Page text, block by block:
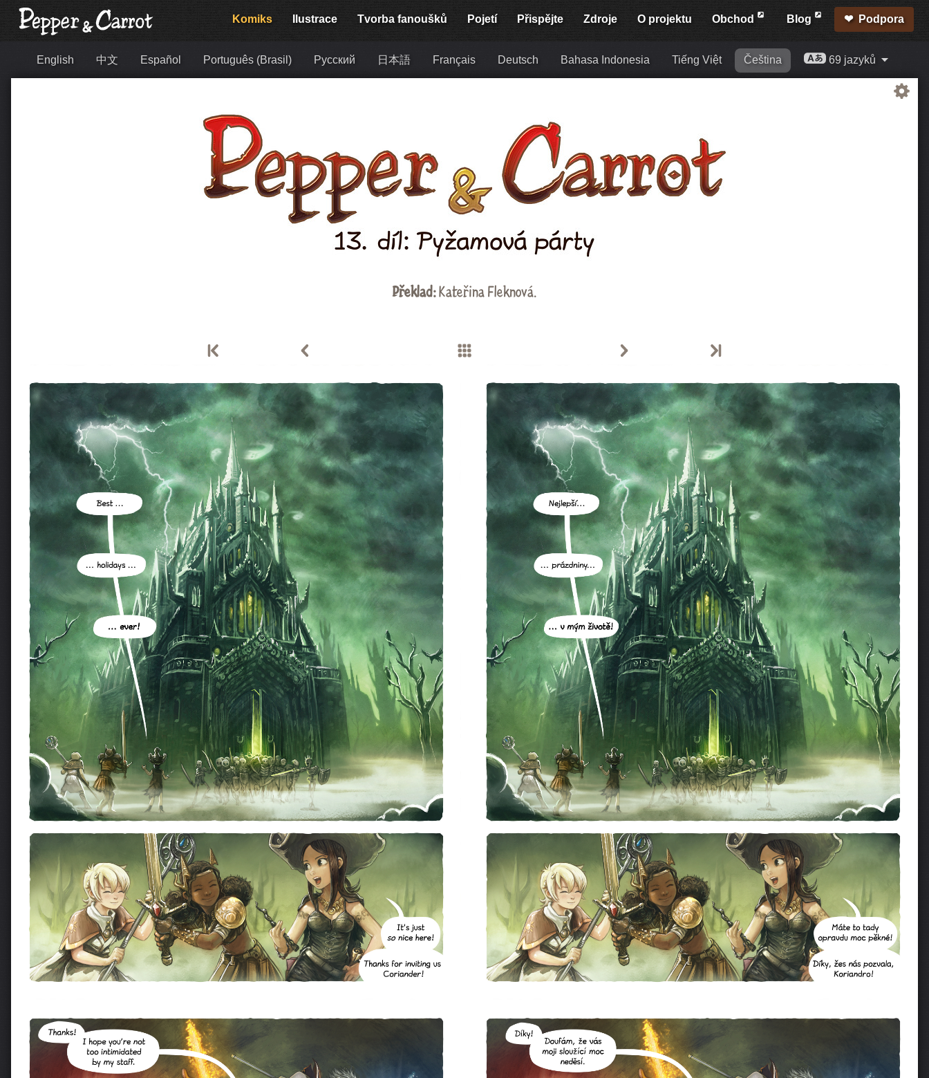
Komiks Ilustrace Tvorba fanoušků Pojetí Přispějte Zdroje O projektu Obchod Blog Podpora
English 中文 Español Português (Brasil) Русский 日本語 Français Deutsch Bahasa Indonesia Tiếng Việt Čeština 69 jazyků
Překlad:Kateřina Fleknová.